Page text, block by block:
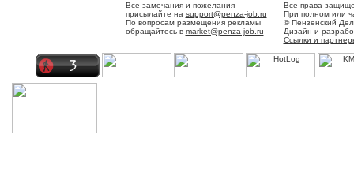
Все замечания и пожелания
присылайте на support@penza-job.ru
По вопросам размещения рекламы
обращайтесь в market@penza-job.ru
Все права
При полном или
© Пензенский
Дизайн и
Ссылки и